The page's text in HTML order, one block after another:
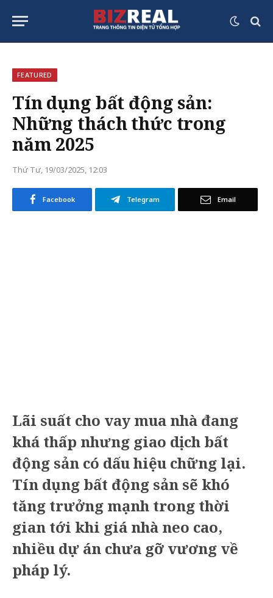
FEATURED
Tín dụng bất động sản:
Những thách thức trong
năm 2025
Thứ Tư, 19/03/2025, 12:03
Facebook Telegram Email
Lãi suất cho vay mua nhà đang
khá thấp nhưng giao dịch bất
động sản có dấu hiệu chững lại.
Tín dụng bất động sản sẽ khó
tăng trưởng mạnh trong thời
gian tới khi giá nhà neo cao,
nhiều dự án chưa gỡ vương về
pháp lý.